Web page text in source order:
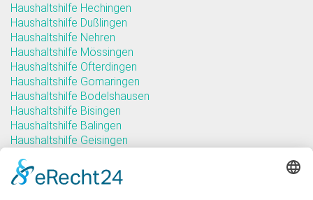
Haushaltshilfe Hechingen
Haushaltshilfe Dußlingen
Haushaltshilfe Nehren
Haushaltshilfe Mössingen
Haushaltshilfe Ofterdingen
Haushaltshilfe Gomaringen
Haushaltshilfe Bodelshausen
Haushaltshilfe Bisingen
Haushaltshilfe Balingen
Haushaltshilfe Geisingen
Haushaltshilfe Rangendingen